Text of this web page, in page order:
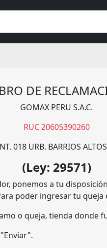
DE
GOMAX PERU S.A.C.
RUC 20605390260
018 URB. BARRIOS
(Ley: 29571)
ponemos a tu
poder ingresar tu
o queja, tienda donde